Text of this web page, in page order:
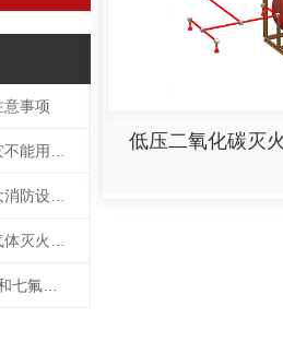
意事项
消防提醒：哪些火灾不能用水扑灭？
住宅建筑常见的六大消防设施及设置要求
哪些场所需要设置气体灭火系统？
大型数据中心ig541和七氟丙烷气体哪个灭火效能好？
低压二氧化碳灭